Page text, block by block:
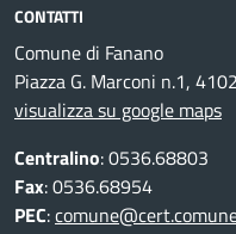
CONTATTI
Comune di Fanano
Piazza G. Marconi n.1,
visualizza su google maps
Centralino: 0536.68803
Fax: 0536.68954
PEC: